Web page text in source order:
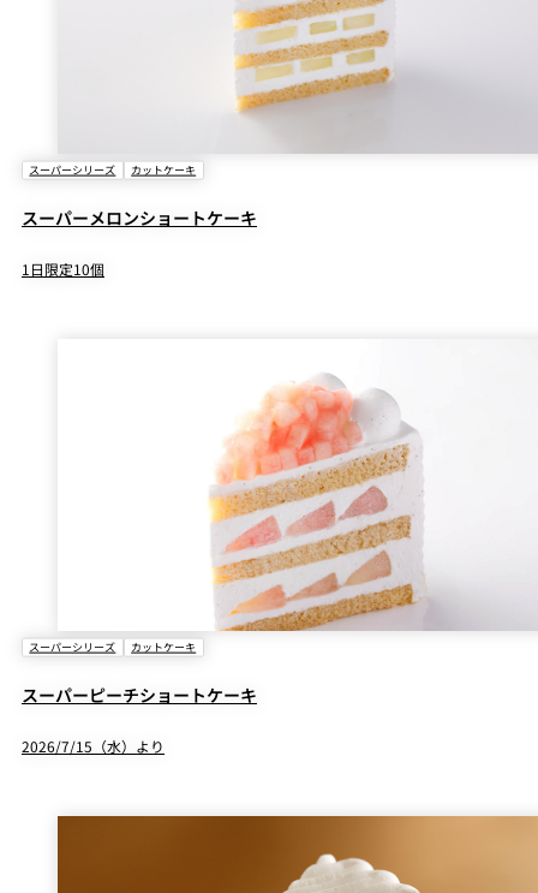
スーパーシリーズ カットケーキ
スーパーメロンショートケーキ
1日限定10個
スーパーシリーズ カットケーキ
スーパーピーチショートケーキ
2026/7/15（水）より